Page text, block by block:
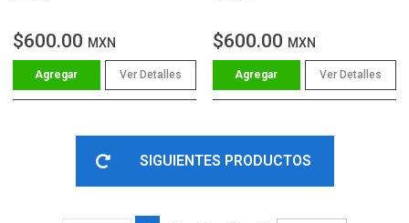
$600.00 MXN
Ver Detalles
$600.00 MXN
Ver Detalles
SIGUIENTES PRODUCTOS